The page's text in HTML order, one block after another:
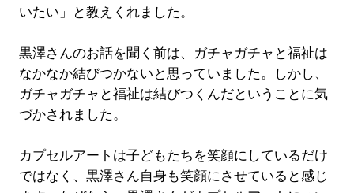
いたい」と教えくれました。
黒澤さんのお話を聞く前は、ガチャガチャと福祉は
なかなか結びつかないと思っていました。しかし、
ガチャガチャと福祉は結びつくんだということに気
づかされました。
カプセルアートは子どもたちを笑顔にしているだけ
ではなく、黒澤さん自身も笑顔にさせていると感じ